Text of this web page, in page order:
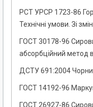
РСТ УРСР 1723-86
Технічні умови. Зі
ГОСТ 30178-96
абсорбційний метод
ДСТУ 691:2004
ГОСТ 14192-96
ГОСТ 26927-86